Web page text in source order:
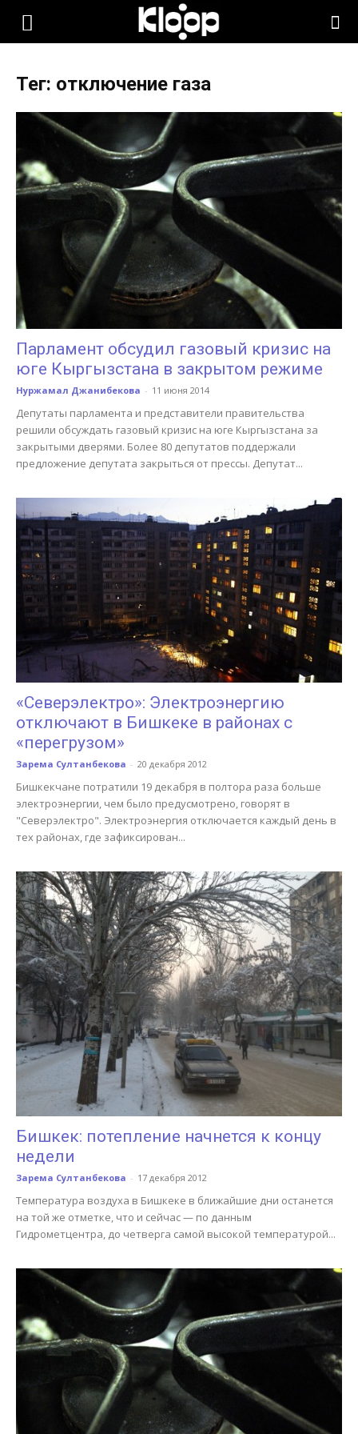
KLOOP.KG
Новости
Кыргызстана
Тег: отключение газа
Парламент обсудил газовый кризис на
юге Кыргызстана в закрытом режиме
Нуржамал Джанибекова - 11 июня 2014
Депутаты парламента и представители правительства
решили обсуждать газовый кризис на юге Кыргызстана за
закрытыми дверями. Более 80 депутатов поддержали
предложение депутата закрыться от прессы. Депутат...
«Северэлектро»: Электроэнергию
отключают в Бишкеке в районах с
«перегрузом»
Зарема Султанбекова - 20 декабря 2012
Бишкекчане потратили 19 декабря в полтора раза больше
электроэнергии, чем было предусмотрено, говорят в
"Северэлектро". Электроэнергия отключается каждый день в
тех районах, где зафиксирован...
Бишкек: потепление начнется к концу
недели
Зарема Султанбекова - 17 декабря 2012
Температура воздуха в Бишкеке в ближайшие дни останется
на той же отметке, что и сейчас — по данным
Гидрометцентра, до четверга самой высокой температурой...